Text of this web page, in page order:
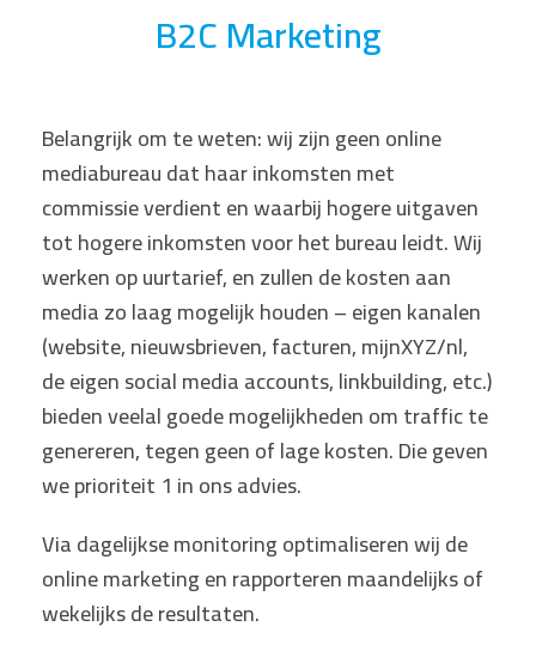
B2C Marketing
Belangrijk om te weten: wij zijn geen online
mediabureau dat haar inkomsten met
commissie verdient en waarbij hogere uitgaven
tot hogere inkomsten voor het bureau leidt. Wij
werken op uurtarief, en zullen de kosten aan
media zo laag mogelijk houden – eigen kanalen
(website, nieuwsbrieven, facturen, mijnXYZ/nl,
de eigen social media accounts, linkbuilding, etc.)
bieden veelal goede mogelijkheden om traffic te
genereren, tegen geen of lage kosten. Die geven
we prioriteit 1 in ons advies.
Via dagelijkse monitoring optimaliseren wij de
online marketing en rapporteren maandelijks of
wekelijks de resultaten.